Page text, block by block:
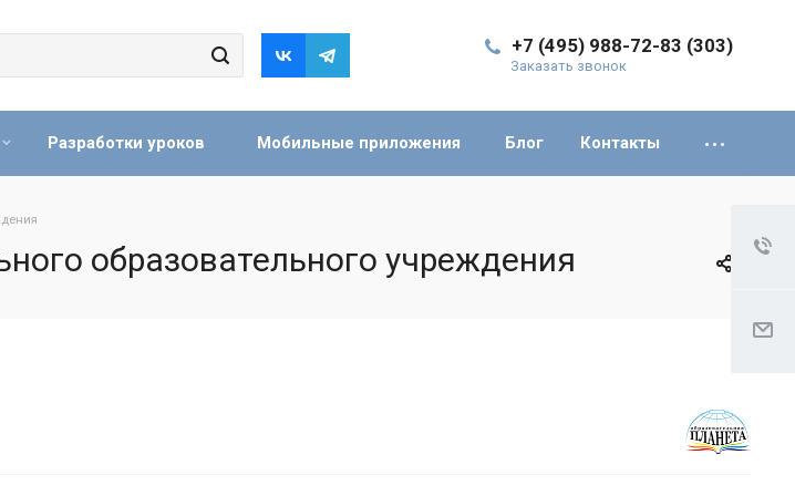
+7 (495) 988-72-83 (303)
Заказать звонок
Разработки уроков Мобильные приложения Блог Контакты
образовательного учреждения